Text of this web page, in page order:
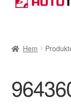
till
till
Betalningar
Integritetspolicy
Hem